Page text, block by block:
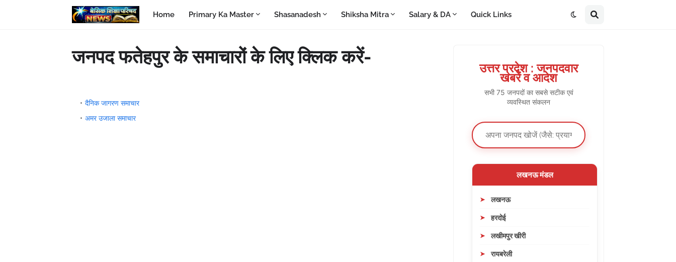
Home Primary Ka Master Shasanadesh Shiksha Mitra Salary & DA Quick Links
जनपद फतेहपुर के समाचारों के लिए क्लिक करें-
दैनिक जागरण समाचार
अमर उजाला समाचार
उत्तर प्रदेश : जनपदवार
खबरें व आदेश
सभी 75 जनपदों का सबसे सटीक एवं
व्यवस्थित संकलन
लखनऊ मंडल
लखनऊ
हरदोई
लखीमपुर खीरी
रायबरेली